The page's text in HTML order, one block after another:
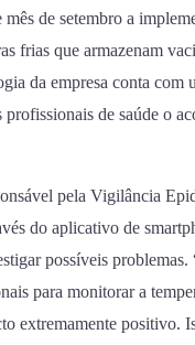
mês de setembro a
frias que armazenam
da empresa conta com
de saúde o
pela Vigilância
do aplicativo de
possíveis
para monitorar a
extremamente positivo.